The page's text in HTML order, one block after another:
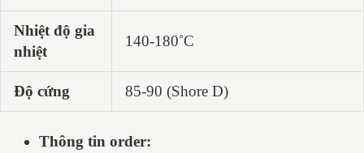
Nhiệt độ gia
nhiệt
140-180˚C
Độ cứng 85-90 (Shore D)
Thông tin order: